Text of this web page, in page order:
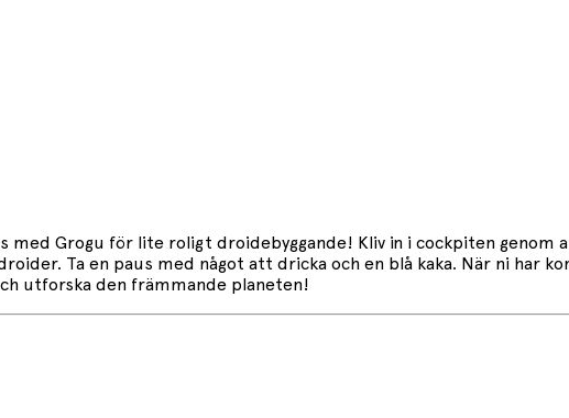
med Grogu för lite roligt droidebyggande! Kliv in i cockpiten genom
Ta en paus med något att dricka och en blå kaka. När ni har
utforska den främmande planeten!